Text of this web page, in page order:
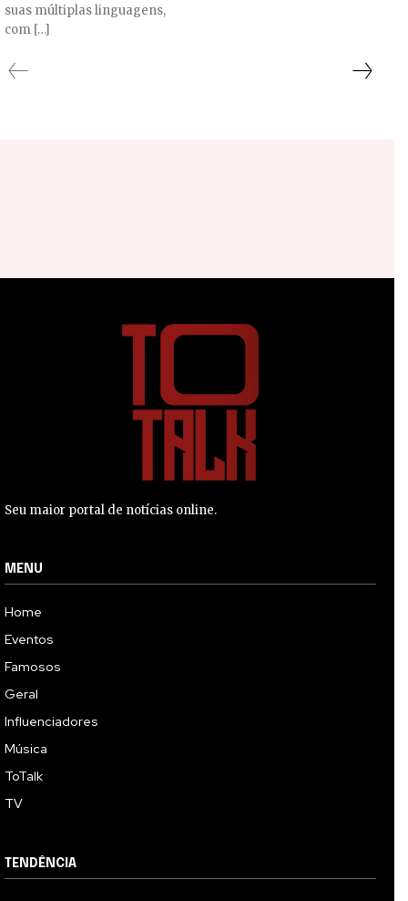
suas múltiplas linguagens,
com […]
Seu maior portal de notícias online.
MENU
Home
Eventos
Famosos
Geral
Influenciadores
Música
ToTalk
TV
TENDÊNCIA